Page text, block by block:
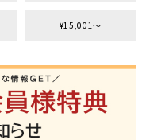
XXXL
32inc
38inc
¥15,001〜